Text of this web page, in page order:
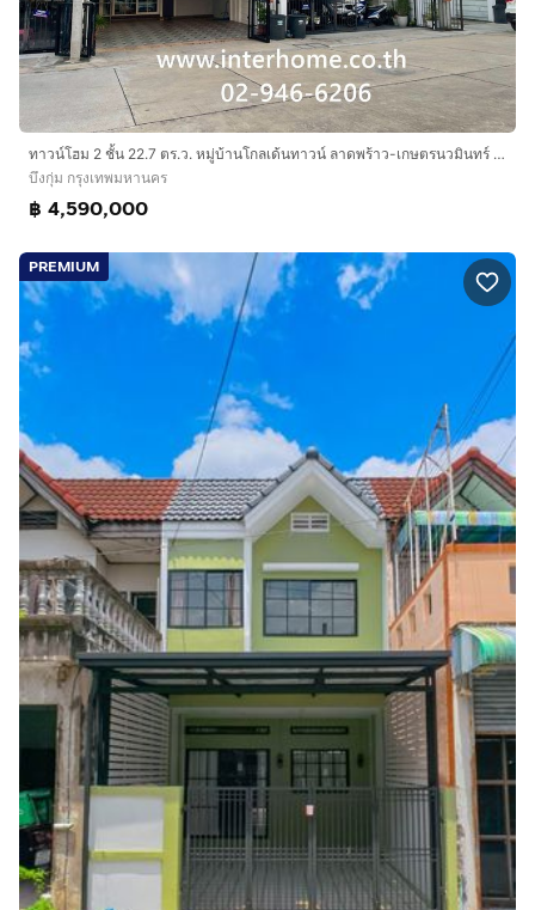
ทาวน์โฮม 2 ชั้น 22.7 ตร.ว. หมู่บ้านโกลเด้นทาวน์ ลาดพร้าว-เกษตรนวมินทร์ ซอยนวมินทร์42 แยก27 ถนนนวมินทร์ ถนนเสรีไทย เขตบึงกุ่ม กรุงเทพมหานคร
บึงกุ่ม กรุงเทพมหานคร
฿ 4,590,000
PREMIUM